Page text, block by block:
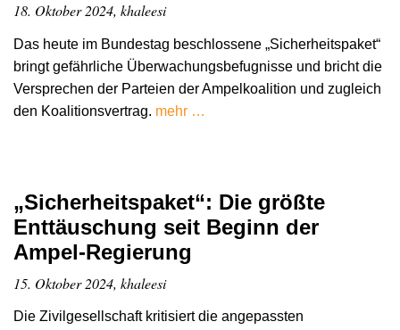
18. Oktober 2024, khaleesi
Das heute im Bundestag beschlossene „Sicherheitspaket“
bringt gefährliche Überwachungsbefugnisse und bricht die
Versprechen der Parteien der Ampelkoalition und zugleich
den Koalitionsvertrag. mehr …
„Sicherheitspaket“: Die größte
Enttäuschung seit Beginn der
Ampel-Regierung
15. Oktober 2024, khaleesi
Die Zivilgesellschaft kritisiert die angepassten